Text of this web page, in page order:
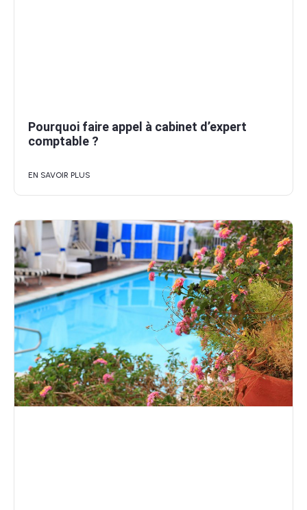
Pourquoi faire appel à cabinet d’expert
comptable ?
EN SAVOIR PLUS